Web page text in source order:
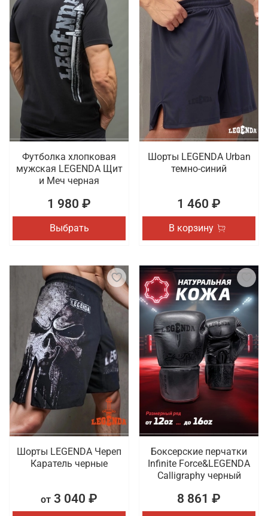
Футболка хлопковая
мужская LEGENDA Щит
и Меч черная
1 980 ₽
Выбрать
Шорты LEGENDA Urban
темно-синий
1 460 ₽
В корзину
Шорты LEGENDA Череп
Каратель черные
от 3 040 ₽
Боксерские перчатки
Infinite Force&LEGENDA
Calligraphy черный
8 861 ₽